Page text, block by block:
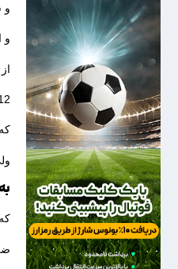
و
و
12 تیم از غرب و 12 تیم از شرق آسیا در بالاترین سطح مسابقات
که
ولی